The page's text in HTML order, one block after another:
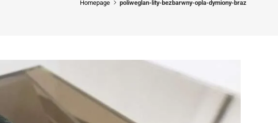
Homepage poliweglan-lity-bezbarwny-opla-dymiony-braz